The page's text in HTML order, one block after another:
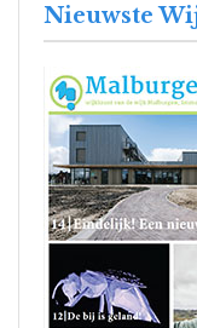
Nieuwste